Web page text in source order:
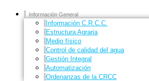
Información General
Información C.R.C.C.
Estructura Agraria
Medio físico
Control de calidad del agua
Gestión Integral
Automatización
Ordenanzas de la CRCC